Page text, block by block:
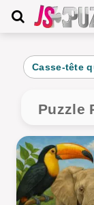
Casse-tête
Puzzle